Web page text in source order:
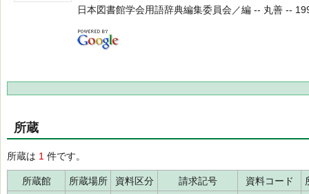
日本図書館学会用語辞典編集委員会／編 -- 丸善 --
所蔵
所蔵は 1 件です。
所蔵館 所蔵場所 資料区分 請求記号 資料コード